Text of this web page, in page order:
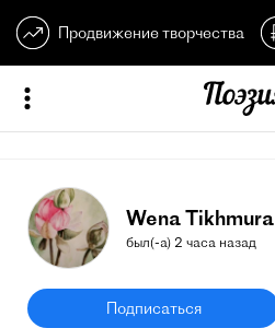
Продвижение творчества
Wena Tikhmura
был(-а) 2 часа назад
Подписаться